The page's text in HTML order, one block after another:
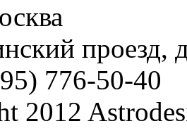
проезд,
776-50-40
2012